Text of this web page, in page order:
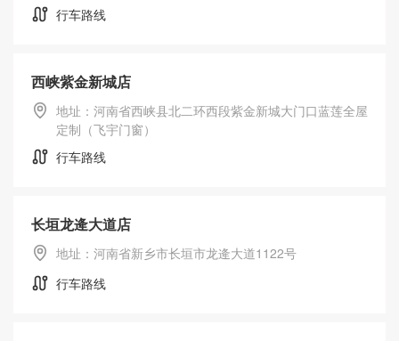
行车路线
西峡紫金新城店
地址：河南省西峡县北二环西段紫金新城大门口蓝莲全屋
定制（飞宇门窗）
行车路线
长垣龙逄大道店
地址：河南省新乡市长垣市龙逄大道1122号
行车路线